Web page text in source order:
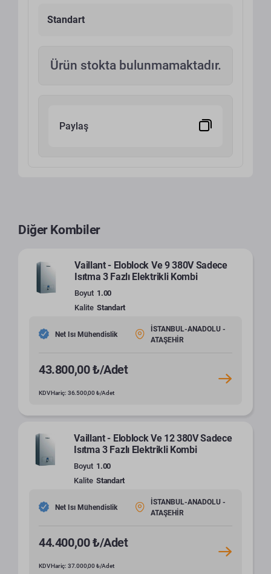
Standart
Ürün stokta bulunmamaktadır.
Paylaş
Diğer Kombiler
Vaillant - Eloblock Ve 9 380V Sadece
Isıtma 3 Fazlı Elektrikli Kombi
Boyut 1.00
Kalite Standart
Net Isı Mühendislik
İSTANBUL-ANADOLU -
ATAŞEHİR
43.800,00 ₺/Adet
KDV Hariç: 36.500,00 ₺/Adet
Vaillant - Eloblock Ve 12 380V Sadece
Isıtma 3 Fazlı Elektrikli Kombi
Boyut 1.00
Kalite Standart
Net Isı Mühendislik
İSTANBUL-ANADOLU -
ATAŞEHİR
44.400,00 ₺/Adet
KDV Hariç: 37.000,00 ₺/Adet